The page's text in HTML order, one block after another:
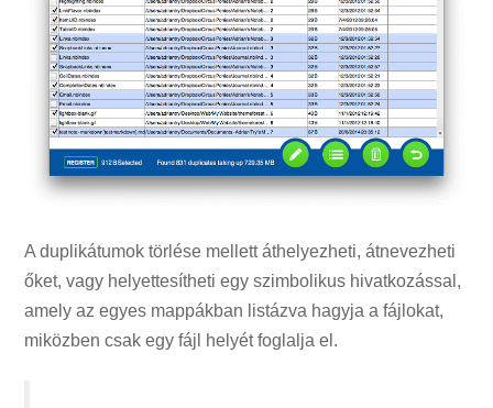
A duplikátumok törlése mellett áthelyezheti, átnevezheti
őket, vagy helyettesítheti egy szimbolikus hivatkozással,
amely az egyes mappákban listázva hagyja a fájlokat,
miközben csak egy fájl helyét foglalja el.